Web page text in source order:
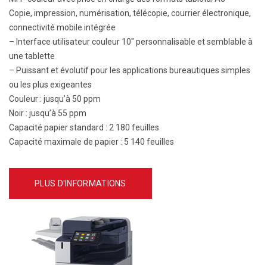
Copie, impression, numérisation, télécopie, courrier électronique,
connectivité mobile intégrée
– Interface utilisateur couleur 10″ personnalisable et semblable à
une tablette
– Puissant et évolutif pour les applications bureautiques simples
ou les plus exigeantes
Couleur : jusqu’à 50 ppm
Noir : jusqu’à 55 ppm
Capacité papier standard : 2 180 feuilles
Capacité maximale de papier : 5 140 feuilles
PLUS D'INFORMATIONS